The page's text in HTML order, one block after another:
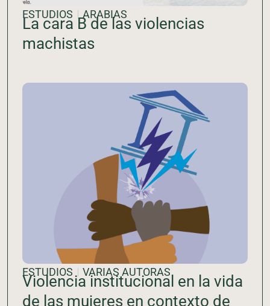
ESTUDIOS ARABIAS
La cara B de las violencias
machistas
ESTUDIOS VARIAS AUTORAS
Violencia institucional en la vida
de las mujeres en contexto de